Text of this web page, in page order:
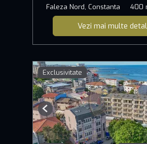
Faleza Nord, Constanta 400
Vezi mai multe
Exclusivitate
Previous